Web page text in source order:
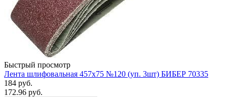
Быстрый просмотр
Лента шлифовальная 457х75 №120 (уп. 3шт) БИБЕР 70335
184 руб.
172.96 руб.